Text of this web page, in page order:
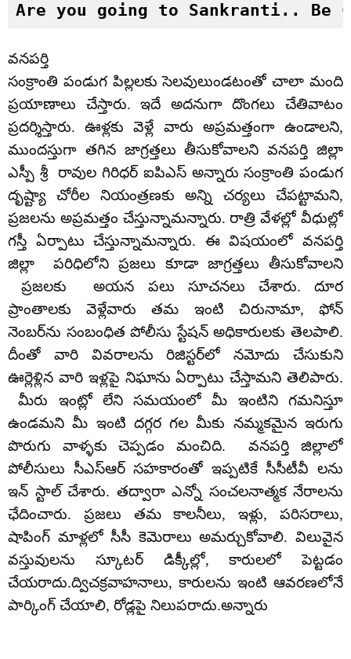
Are you going to Sankranti.. Be
వనపర్తి
సంక్రాంతి పండుగ పిల్లలకు సెలవులుండటంతో చాలా మంది
ప్రయాణాలు చేస్తారు. ఇదే అదనుగా దొంగలు చేతివాటం
ప్రదర్శిస్తారు. ఊళ్లకు వెళ్లే వారు అప్రమత్తంగా ఉండాలని,
ముందస్తుగా తగిన జాగ్రత్తలు తీసుకోవాలని వనపర్తి జిల్లా
ఎస్పీ శ్రీ రావుల గిరిధర్ ఐపిఎస్ అన్నారు సంక్రాంతి పండుగ
దృష్ట్యా చోరీల నియంత్రణకు అన్ని చర్యలు చేపట్టామని,
ప్రజలను అప్రమత్తం చేస్తున్నామన్నారు. రాత్రి వేళల్లో వీధుల్లో
గస్తీ ఏర్పాటు చేస్తున్నామన్నారు. ఈ విషయంలో వనపర్తి
జిల్లా పరిధిలోని ప్రజలు కూడా జాగ్రత్తలు తీసుకోవాలని
ప్రజలకు అయన పలు సూచనలు చేశారు. దూర
ప్రాంతాలకు వెళ్లేవారు తమ ఇంటి చిరునామా, ఫోన్‌
నెంబర్‌ను సంబంధిత పోలీసు స్టేషన్‌ అధికారులకు తెలపాలి.
దీంతో వారి వివరాలను రిజిస్టర్‌లో నమోదు చేసుకుని
ఊర్లెళ్లిన వారి ఇళ్లపై నిఘాను ఏర్పాటు చేస్తామని తెలిపారు.
మీరు ఇంట్లో లేని సమయంలో మీ ఇంటిని గమనిస్తూ
ఉండమని మీ ఇంటి దగ్గర గల మీకు నమ్మకమైన ఇరుగు
పొరుగు వాళ్ళకు చెప్పడం మంచిది. వనపర్తి జిల్లాలో
పోలీసులు సీఎస్ఆర్ సహకారంతో ఇప్పటికే సీసీటీవీ లను
ఇన్ స్టాల్ చేశారు. తద్వారా ఎన్నో సంచలనాత్మక నేరాలను
ఛేదించారు. ప్రజలు తమ కాలనీలు, ఇళ్లు, పరిసరాలు,
షాపింగ్‌ మాళ్లలో సీసీ కెమెరాలు అమర్చుకోవాలి. విలువైన
వస్తువులను స్కూటర్ డిక్కీల్లో, కారులలో పెట్టడం
చేయరాదు.ద్విచక్రవాహనాలు, కారులను ఇంటి ఆవరణలోనే
పార్కింగ్ చేయాలి, రోడ్లపై నిలుపరాదు.అన్నారు